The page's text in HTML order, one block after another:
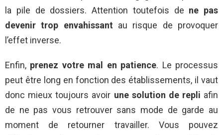
la pile de dossiers. Attention toutefois de ne pas
devenir trop envahissant au risque de provoquer
l’effet inverse.
Enfin, prenez votre mal en patience. Le processus
peut être long en fonction des établissements, il vaut
donc mieux toujours avoir une solution de repli afin
de ne pas vous retrouver sans mode de garde au
moment de retourner travailler. Vous pouvez